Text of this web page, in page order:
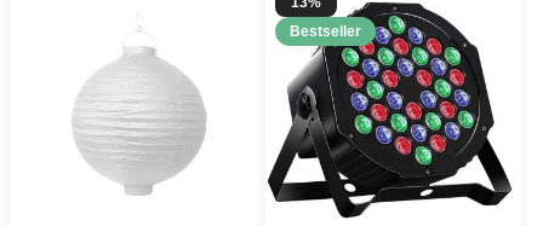
Bestseller